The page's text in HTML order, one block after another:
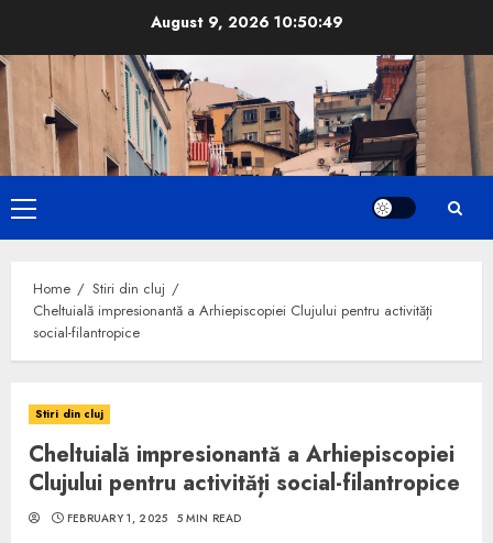
content
August 9, 2026 10:50:50
Primary
Menu
Home
Stiri din cluj
Cheltuială impresionantă a Arhiepiscopiei Clujului pentru activități
social-filantropice
Stiri din cluj
Cheltuială impresionantă a Arhiepiscopiei
Clujului pentru activități social-filantropice
FEBRUARY 1, 2025 5 MIN READ